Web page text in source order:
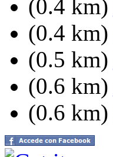
(0.4 km)
(0.4 km)
(0.5 km)
(0.6 km)
(0.6 km)